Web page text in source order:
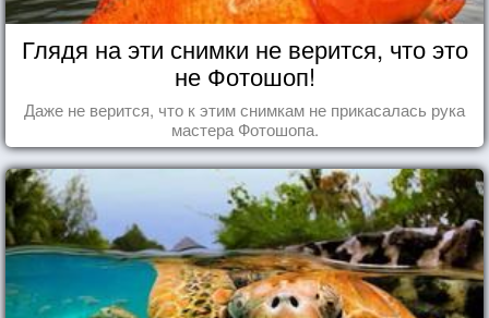
Глядя на эти снимки не верится, что это
не Фотошоп!
Даже не верится, что к этим снимкам не прикасалась рука
мастера Фотошопа.